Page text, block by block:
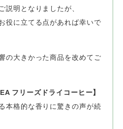
説明となりましたが、
役に立てる点があれば幸いで
の大きかった商品を改めてご
フリーズドライコーヒー】
本格的な香りに驚きの声が続